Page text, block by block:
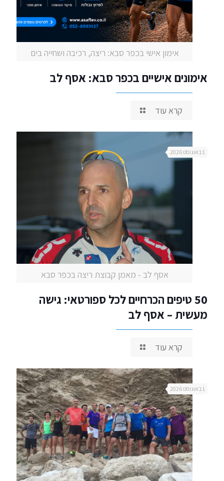
אימון אישי בכפר סבא: ריצה, רכיבה ושחייה בים
אימונים אישיים בכפר סבא: אסף לב
קרא עוד
אסף לב - מאמן קבוצת ריצה בכפר סבא
1 באוגוסט 2026
50 טיפים הכרחיים לכל ספורטאי: גישה
מעשית – אסף לב
קרא עוד
1 באוגוסט 2026